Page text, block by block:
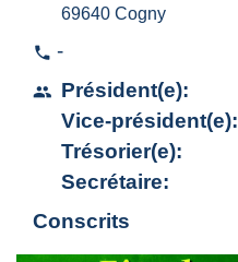
69640 Cogny
phone -
people Président(e):
Vice-président(e):
Trésorier(e):
Secrétaire:
Conscrits